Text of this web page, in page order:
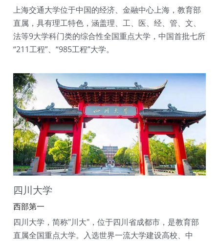
上海交通大学位于中国的经济、金融中心上海，教育部
直属，具有理工特色，涵盖理、工、医、经、管、文、
法等9大学科门类的综合性全国重点大学，中国首批七所
“211工程”、“985工程”大学。
四川大学
西部第一
四川大学，简称"川大"，位于四川省成都市，是教育部
直属全国重点大学。入选世界一流大学建设高校、中